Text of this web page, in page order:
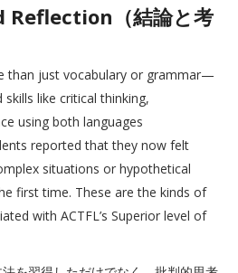
（結論と考
than just vocabulary or grammar—
like critical thinking,
using both languages
reported that they now felt
situations or hypothetical
first time. These are the kinds of
with ACTFL’s Superior level of